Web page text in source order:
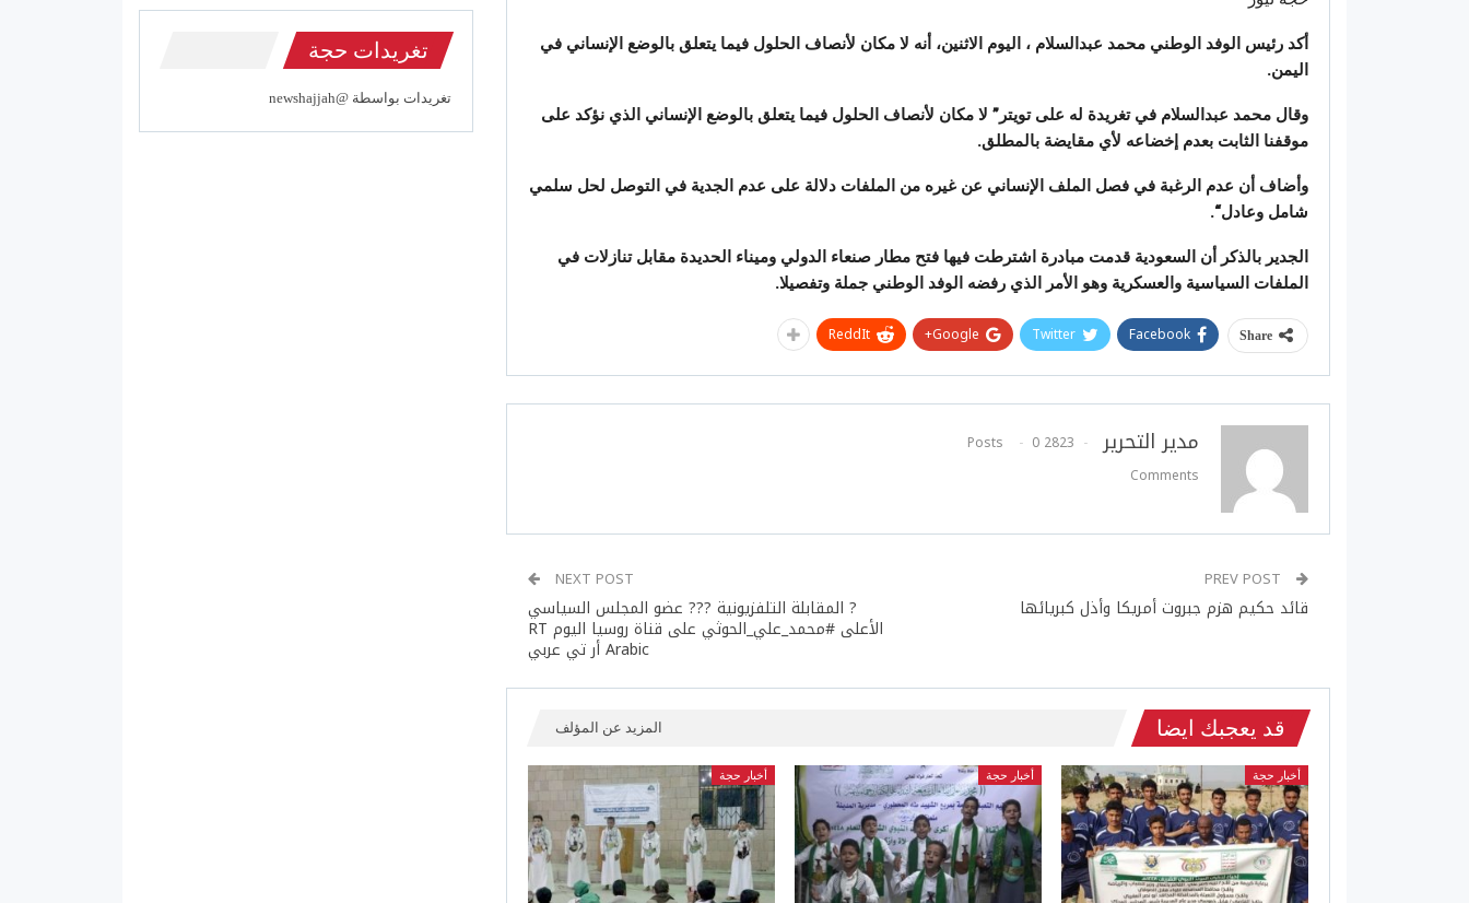
أكد رئيس الوفد الوطني محمد عبدالسلام ، اليوم الاثنين، أنه لا مكان لأنصاف الحلول فيما يتعلق بالوضع الإنساني في
اليمن.
وقال محمد عبدالسلام في تغريدة له على تويتر” لا مكان لأنصاف الحلول فيما يتعلق بالوضع الإنساني الذي نؤكد على
موقفنا الثابت بعدم إخضاعه لأي مقايضة بالمطلق.
وأضاف أن عدم الرغبة في فصل الملف الإنساني عن غيره من الملفات دلالة على عدم الجدية في التوصل لحل سلمي
شامل وعادل“.
الجدير بالذكر أن السعودية قدمت مبادرة اشترطت فيها فتح مطار صنعاء الدولي وميناء الحديدة مقابل تنازلات في
الملفات السياسية والعسكرية وهو الأمر الذي رفضه الوفد الوطني جملة وتفصيلا.
Share
Facebook
Twitter
Google+
ReddIt
مدير التحرير 2823 Posts
0
Comments
قائد حكيم هزم جبروت أمريكا وأذل كبريائها
NEXT POST
? المقابلة التلفزيونية ??? عضو المجلس السياسي
الأعلى #محمد_علي_الحوثي على قناة روسيا اليوم RT
Arabic أر تي عربي
قد يعجبك ايضا المزيد عن المؤلف
أخبار حجة أخبار حجة أخبار حجة
تغريدات حجة
تغريدات بواسطة @newshajjah